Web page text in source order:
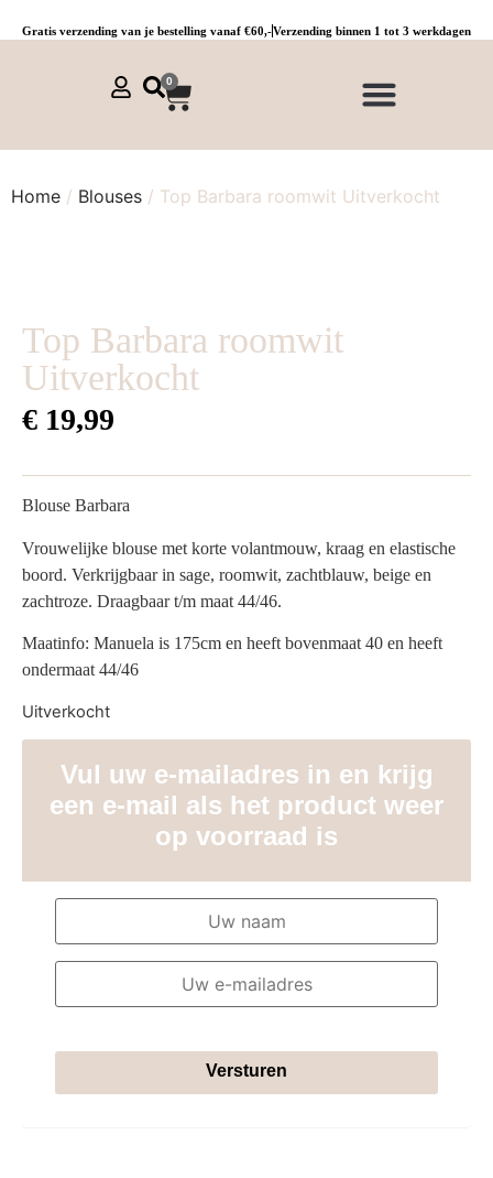
Gratis verzending van je bestelling vanaf €60,-Verzending binnen 1 tot 3 werkdagen
0
Home / Blouses / Top Barbara roomwit Uitverkocht
Top Barbara roomwit
Uitverkocht
€ 19,99
Blouse Barbara
Vrouwelijke blouse met korte volantmouw, kraag en elastische
boord. Verkrijgbaar in sage, roomwit, zachtblauw, beige en
zachtroze. Draagbaar t/m maat 44/46.
Maatinfo: Manuela is 175cm en heeft bovenmaat 40 en heeft
ondermaat 44/46
Uitverkocht
Vul uw e-mailadres in en krijg
een e-mail als het product weer
op voorraad is
Versturen